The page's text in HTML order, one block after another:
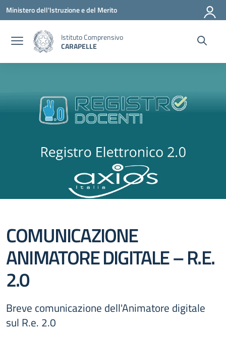
Vai ai contenuti
Vai al menu di navigazione
Vai al footer
Ministero dell'Istruzione e del Merito
Istituto Comprensivo
CARAPELLE
COMUNICAZIONE
ANIMATORE DIGITALE – R.E.
2.0
Breve comunicazione dell'Animatore digitale
sul R.e. 2.0